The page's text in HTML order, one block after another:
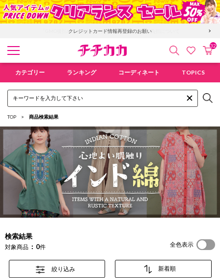
「GMO後払い」お支払い停滞時の回収手数料のご負担について
クレジットカード情報再登録のお願い
検索 お気にカ
32
カテゴリー ランキング コーディネート TOPICS
TOP 商品検索結果
検索結果
対象商品 0件 全色表示
絞り込み